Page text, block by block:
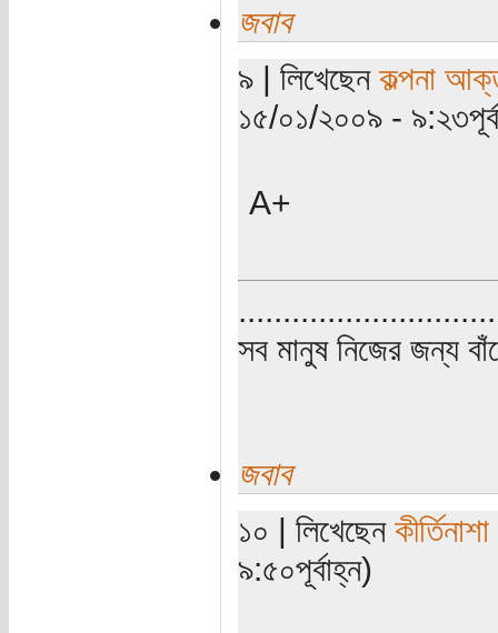
জবাব
৯ | লিখেছেন কল্পনা
১৫/০১/২০০৯ -
A+
সব মানুষ নিজের জন্য
জবাব
১০ | লিখেছেন কীর্তিনাশা
৯:৫০পূর্বাহ্ন)